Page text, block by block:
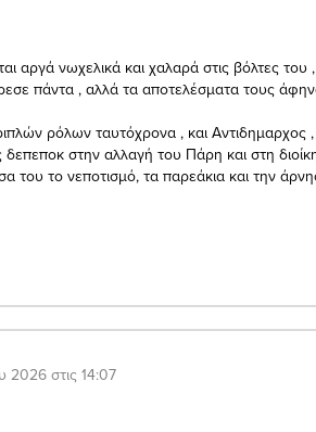
αργά νωχελικά και χαλαρά στις βόλτες του
πάντα , αλλά τα αποτελέσματα τους
ρόλων ταυτόχρονα , και Αντιδημαρχος ,
στην αλλαγή του Πάρη και στη
του το νεποτισμό, τα παρεάκια και την
2026 στις 14:07